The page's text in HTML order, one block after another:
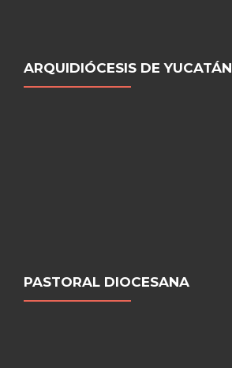
ARQUIDIÓCESIS DE YUCATÁN
PASTORAL DIOCESANA